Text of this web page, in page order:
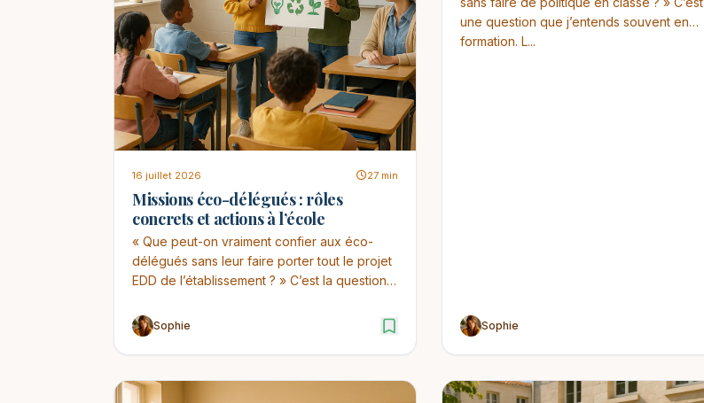
16 juillet 2026 27 min
Missions éco-délégués : rôles
concrets et actions à l’école
« Que peut-on vraiment confier aux éco-
délégués sans leur faire porter tout le projet
EDD de l’établissement ? » C’est la question
Sophie
une question que j’entends souvent en
formation. L...
Sophie